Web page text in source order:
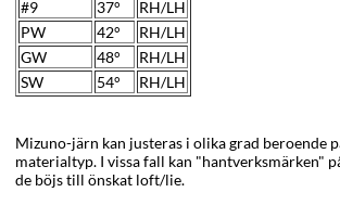
#9
37°
RH/LH
PW
42°
RH/LH
GW
48°
RH/LH
SW
54° RH/LH
Mizuno-järn kan justeras i olika grad beroende
materialtyp. I vissa fall kan "hantverksmärken"
de böjs till önskat loft/lie.